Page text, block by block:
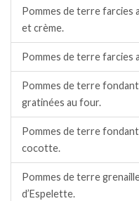
Pommes de terre farcies
et crème.
Pommes de terre farcies
Pommes de terre
gratinées au four.
Pommes de terre
cocotte.
Pommes de terre
d’Espelette.